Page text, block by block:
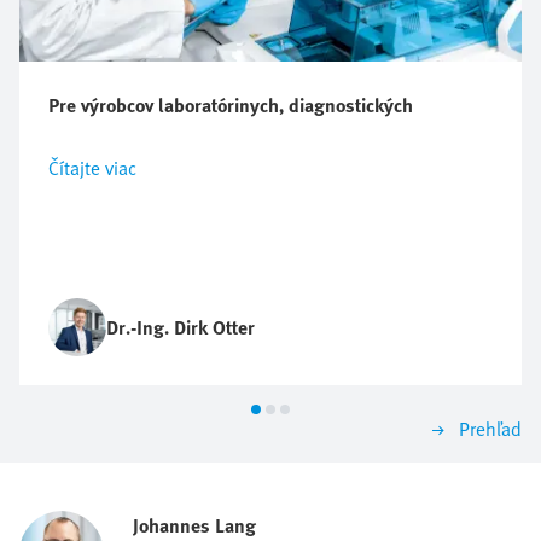
Pre výrobcov laboratórinych, diagnostických
Čítajte viac
Dr.-Ing. Dirk Otter
Prehľad
Johannes Lang